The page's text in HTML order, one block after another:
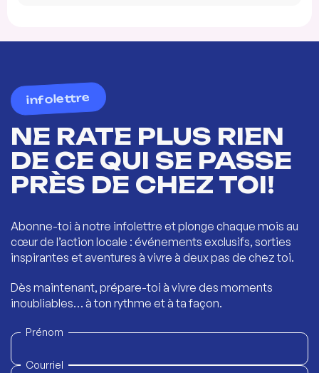
infolettre
NE RATE PLUS RIEN
DE CE QUI SE PASSE
PRÈS DE CHEZ TOI!
Abonne-toi à notre infolettre et plonge chaque mois au
cœur de l’action locale : événements exclusifs, sorties
inspirantes et aventures à vivre à deux pas de chez toi.
Dès maintenant, prépare-toi à vivre des moments
inoubliables… à ton rythme et à ta façon.
Prénom
Courriel